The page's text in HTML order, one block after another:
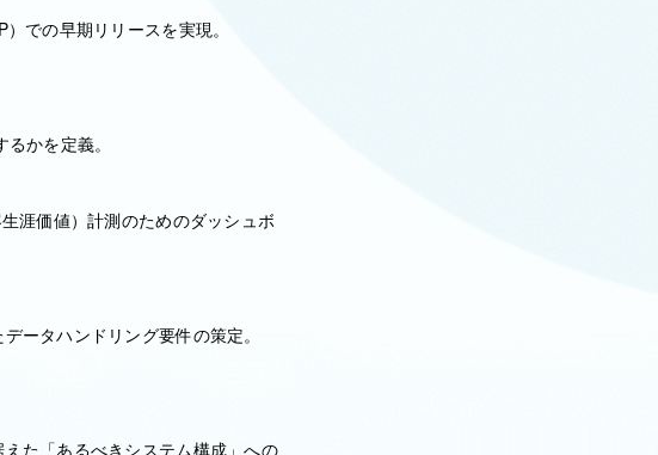
での早期リリースを実現。
かを定義。
涯価値）計測のためのダッシュボ
ータハンドリング要件の策定。
た「あるべきシステム構成」への